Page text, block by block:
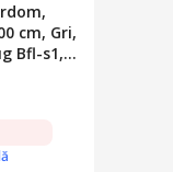
cm, Gri,
Bfl-s1,